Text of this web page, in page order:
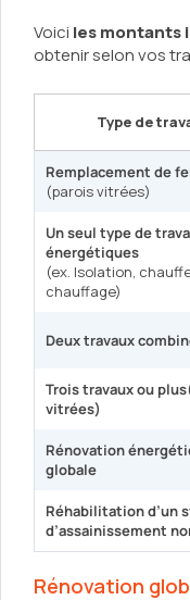
Voici les montants
obtenir selon vos
Type de
Remplacement de
(parois vitrées)
Un seul type de
énergétiques
(ex. Isolation,
chauffage)
Deux travaux
Trois travaux ou
vitrées)
Rénovation
globale
Réhabilitation d’un
d’assainissement
Rénovation